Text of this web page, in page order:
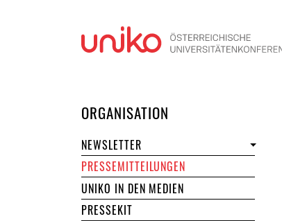
ORGANISATION
NEWSLETTER
PRESSEMITTEILUNGEN
UNIKO IN DEN MEDIEN
PRESSEKIT